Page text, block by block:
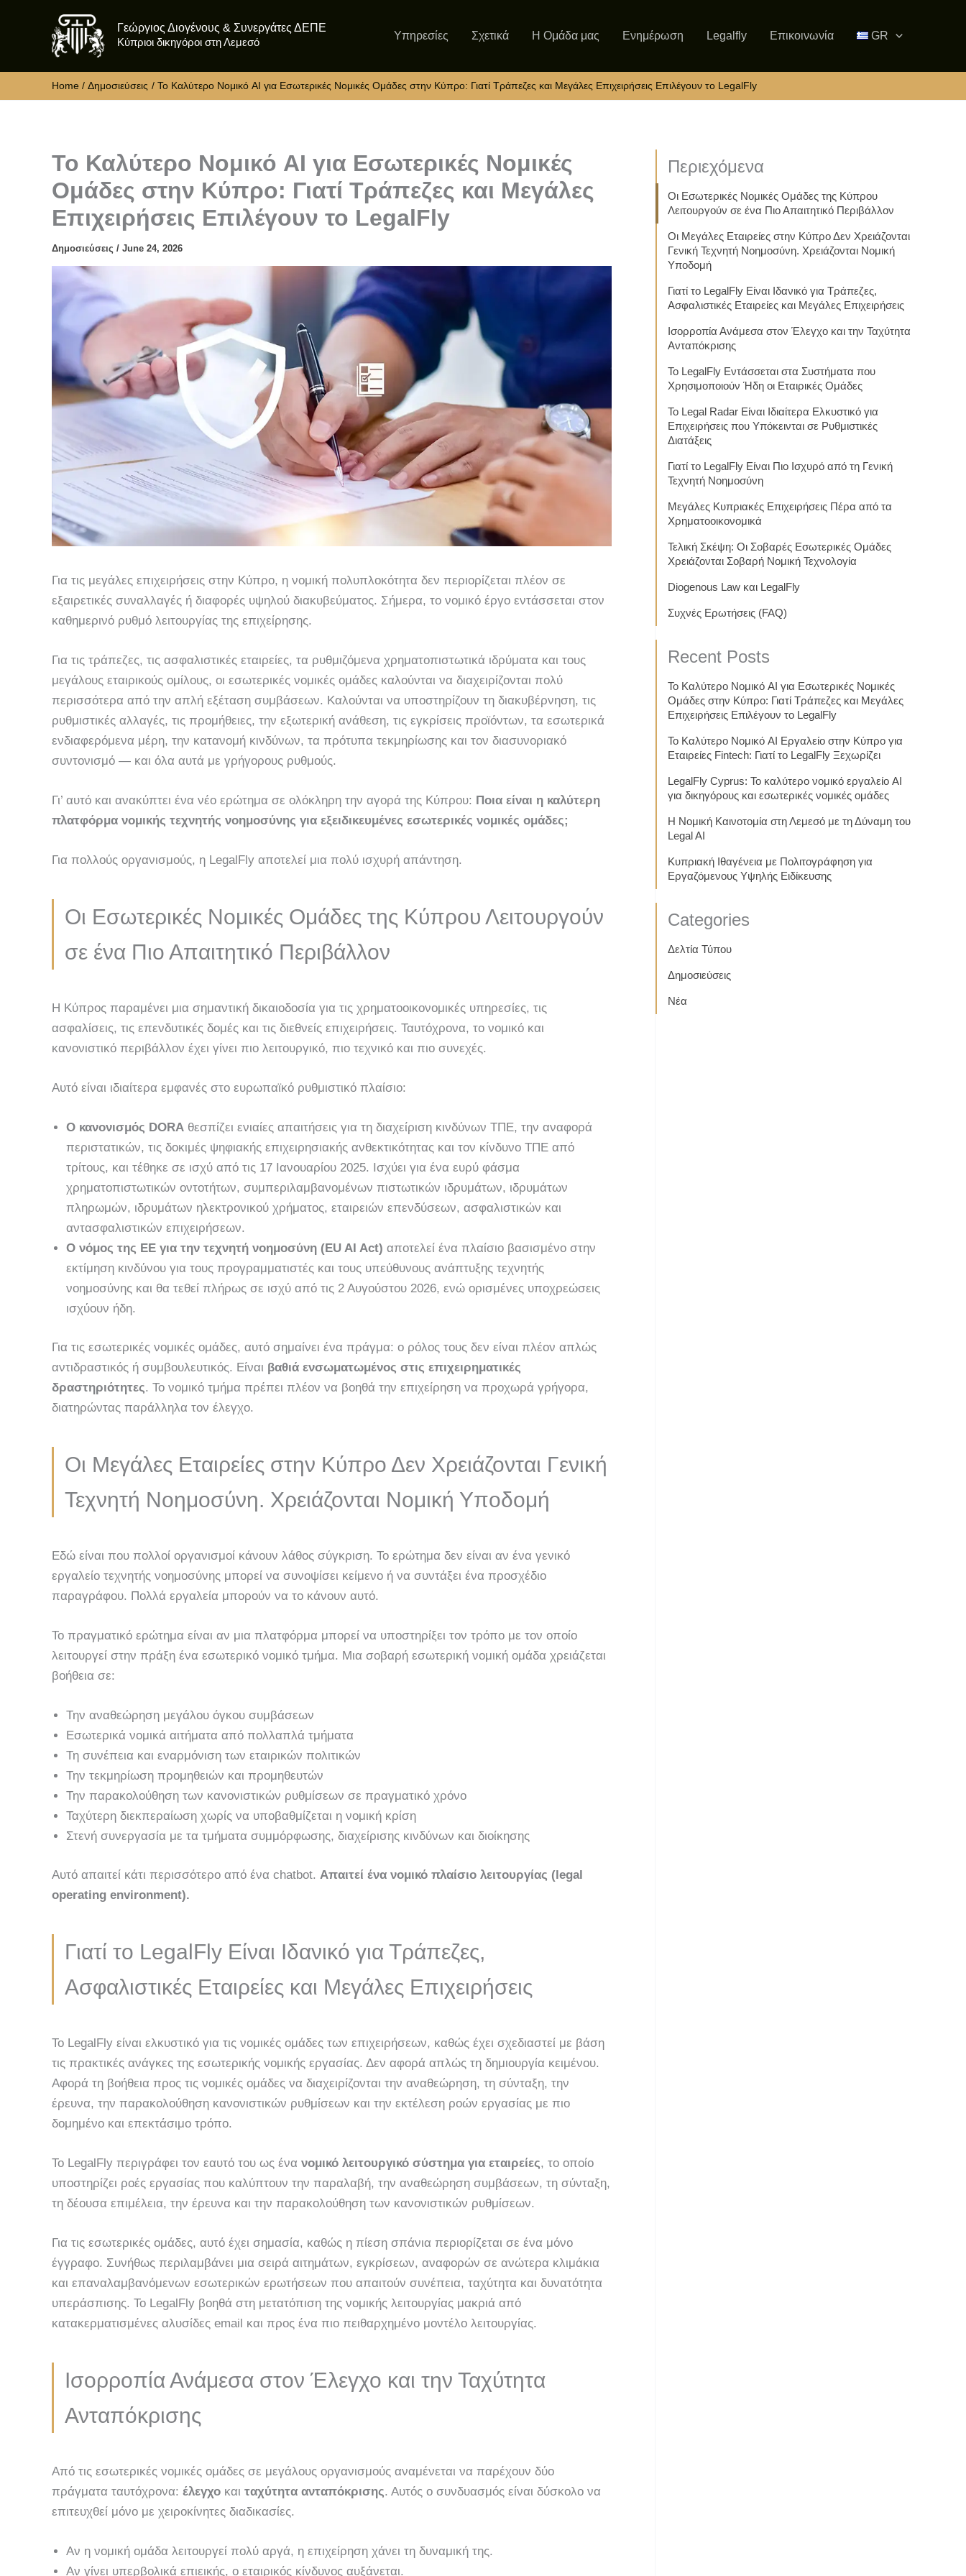
Γεώργιος Διογένους & Συνεργάτες ΔΕΠΕ
Κύπριοι δικηγόροι στη Λεμεσό
Υπηρεσίες Σχετικά Η Ομάδα μας Ενημέρωση Legalfly Επικοινωνία GR
Home Δημοσιεύσεις Το Καλύτερο Νομικό AI για Εσωτερικές Νομικές Ομάδες στην Κύπρο: Γιατί Τράπεζες και Μεγάλες Επιχειρήσεις Επιλέγουν το LegalFly
Το Καλύτερο Νομικό AI για Εσωτερικές Νομικές
Ομάδες στην Κύπρο: Γιατί Τράπεζες και Μεγάλες
Επιχειρήσεις Επιλέγουν το LegalFly
Δημοσιεύσεις / June 24, 2026
Για τις μεγάλες επιχειρήσεις στην Κύπρο, η νομική πολυπλοκότητα δεν περιορίζεται πλέον σε
εξαιρετικές συναλλαγές ή διαφορές υψηλού διακυβεύματος. Σήμερα, το νομικό έργο εντάσσεται στον
καθημερινό ρυθμό λειτουργίας της επιχείρησης.
Για τις τράπεζες, τις ασφαλιστικές εταιρείες, τα ρυθμιζόμενα χρηματοπιστωτικά ιδρύματα και τους
μεγάλους εταιρικούς ομίλους, οι εσωτερικές νομικές ομάδες καλούνται να διαχειρίζονται πολύ
περισσότερα από την απλή εξέταση συμβάσεων. Καλούνται να υποστηρίζουν τη διακυβέρνηση, τις
ρυθμιστικές αλλαγές, τις προμήθειες, την εξωτερική ανάθεση, τις εγκρίσεις προϊόντων, τα εσωτερικά
ενδιαφερόμενα μέρη, την κατανομή κινδύνων, τα πρότυπα τεκμηρίωσης και τον διασυνοριακό
συντονισμό — και όλα αυτά με γρήγορους ρυθμούς.
Γι’ αυτό και ανακύπτει ένα νέο ερώτημα σε ολόκληρη την αγορά της Κύπρου: Ποια είναι η καλύτερη
πλατφόρμα νομικής τεχνητής νοημοσύνης για εξειδικευμένες εσωτερικές νομικές ομάδες;
Για πολλούς οργανισμούς, η LegalFly αποτελεί μια πολύ ισχυρή απάντηση.
Οι Εσωτερικές Νομικές Ομάδες της Κύπρου Λειτουργούν
σε ένα Πιο Απαιτητικό Περιβάλλον
Η Κύπρος παραμένει μια σημαντική δικαιοδοσία για τις χρηματοοικονομικές υπηρεσίες, τις
ασφαλίσεις, τις επενδυτικές δομές και τις διεθνείς επιχειρήσεις. Ταυτόχρονα, το νομικό και
κανονιστικό περιβάλλον έχει γίνει πιο λειτουργικό, πιο τεχνικό και πιο συνεχές.
Αυτό είναι ιδιαίτερα εμφανές στο ευρωπαϊκό ρυθμιστικό πλαίσιο:
Ο κανονισμός DORA θεσπίζει ενιαίες απαιτήσεις για τη διαχείριση κινδύνων ΤΠΕ, την αναφορά
περιστατικών, τις δοκιμές ψηφιακής επιχειρησιακής ανθεκτικότητας και τον κίνδυνο ΤΠΕ από
τρίτους, και τέθηκε σε ισχύ από τις 17 Ιανουαρίου 2025. Ισχύει για ένα ευρύ φάσμα
χρηματοπιστωτικών οντοτήτων, συμπεριλαμβανομένων πιστωτικών ιδρυμάτων, ιδρυμάτων
πληρωμών, ιδρυμάτων ηλεκτρονικού χρήματος, εταιρειών επενδύσεων, ασφαλιστικών και
αντασφαλιστικών επιχειρήσεων.
Ο νόμος της ΕΕ για την τεχνητή νοημοσύνη (EU AI Act) αποτελεί ένα πλαίσιο βασισμένο στην
εκτίμηση κινδύνου για τους προγραμματιστές και τους υπεύθυνους ανάπτυξης τεχνητής
νοημοσύνης και θα τεθεί πλήρως σε ισχύ από τις 2 Αυγούστου 2026, ενώ ορισμένες υποχρεώσεις
ισχύουν ήδη.
Για τις εσωτερικές νομικές ομάδες, αυτό σημαίνει ένα πράγμα: ο ρόλος τους δεν είναι πλέον απλώς
αντιδραστικός ή συμβουλευτικός. Είναι βαθιά ενσωματωμένος στις επιχειρηματικές
δραστηριότητες. Το νομικό τμήμα πρέπει πλέον να βοηθά την επιχείρηση να προχωρά γρήγορα,
διατηρώντας παράλληλα τον έλεγχο.
Οι Μεγάλες Εταιρείες στην Κύπρο Δεν Χρειάζονται Γενική
Τεχνητή Νοημοσύνη. Χρειάζονται Νομική Υποδομή
Εδώ είναι που πολλοί οργανισμοί κάνουν λάθος σύγκριση. Το ερώτημα δεν είναι αν ένα γενικό
εργαλείο τεχνητής νοημοσύνης μπορεί να συνοψίσει κείμενο ή να συντάξει ένα προσχέδιο
παραγράφου. Πολλά εργαλεία μπορούν να το κάνουν αυτό.
Το πραγματικό ερώτημα είναι αν μια πλατφόρμα μπορεί να υποστηρίξει τον τρόπο με τον οποίο
λειτουργεί στην πράξη ένα εσωτερικό νομικό τμήμα. Μια σοβαρή εσωτερική νομική ομάδα χρειάζεται
βοήθεια σε:
Την αναθεώρηση μεγάλου όγκου συμβάσεων
Εσωτερικά νομικά αιτήματα από πολλαπλά τμήματα
Τη συνέπεια και εναρμόνιση των εταιρικών πολιτικών
Την τεκμηρίωση προμηθειών και προμηθευτών
Την παρακολούθηση των κανονιστικών ρυθμίσεων σε πραγματικό χρόνο
Ταχύτερη διεκπεραίωση χωρίς να υποβαθμίζεται η νομική κρίση
Στενή συνεργασία με τα τμήματα συμμόρφωσης, διαχείρισης κινδύνων και διοίκησης
Αυτό απαιτεί κάτι περισσότερο από ένα chatbot. Απαιτεί ένα νομικό πλαίσιο λειτουργίας (legal
operating environment).
Γιατί το LegalFly Είναι Ιδανικό για Τράπεζες,
Ασφαλιστικές Εταιρείες και Μεγάλες Επιχειρήσεις
Το LegalFly είναι ελκυστικό για τις νομικές ομάδες των επιχειρήσεων, καθώς έχει σχεδιαστεί με βάση
τις πρακτικές ανάγκες της εσωτερικής νομικής εργασίας. Δεν αφορά απλώς τη δημιουργία κειμένου.
Αφορά τη βοήθεια προς τις νομικές ομάδες να διαχειρίζονται την αναθεώρηση, τη σύνταξη, την
έρευνα, την παρακολούθηση κανονιστικών ρυθμίσεων και την εκτέλεση ροών εργασίας με πιο
δομημένο και επεκτάσιμο τρόπο.
Το LegalFly περιγράφει τον εαυτό του ως ένα νομικό λειτουργικό σύστημα για εταιρείες, το οποίο
υποστηρίζει ροές εργασίας που καλύπτουν την παραλαβή, την αναθεώρηση συμβάσεων, τη σύνταξη,
τη δέουσα επιμέλεια, την έρευνα και την παρακολούθηση των κανονιστικών ρυθμίσεων.
Για τις εσωτερικές ομάδες, αυτό έχει σημασία, καθώς η πίεση σπάνια περιορίζεται σε ένα μόνο
έγγραφο. Συνήθως περιλαμβάνει μια σειρά αιτημάτων, εγκρίσεων, αναφορών σε ανώτερα κλιμάκια
και επαναλαμβανόμενων εσωτερικών ερωτήσεων που απαιτούν συνέπεια, ταχύτητα και δυνατότητα
υπεράσπισης. Το LegalFly βοηθά στη μετατόπιση της νομικής λειτουργίας μακριά από
κατακερματισμένες αλυσίδες email και προς ένα πιο πειθαρχημένο μοντέλο λειτουργίας.
Ισορροπία Ανάμεσα στον Έλεγχο και την Ταχύτητα
Ανταπόκρισης
Από τις εσωτερικές νομικές ομάδες σε μεγάλους οργανισμούς αναμένεται να παρέχουν δύο
πράγματα ταυτόχρονα: έλεγχο και ταχύτητα ανταπόκρισης. Αυτός ο συνδυασμός είναι δύσκολο να
επιτευχθεί μόνο με χειροκίνητες διαδικασίες.
Αν η νομική ομάδα λειτουργεί πολύ αργά, η επιχείρηση χάνει τη δυναμική της.
Αν γίνει υπερβολικά επιεικής, ο εταιρικός κίνδυνος αυξάνεται.
Περιεχόμενα
Οι Εσωτερικές Νομικές Ομάδες της Κύπρου
Λειτουργούν σε ένα Πιο Απαιτητικό Περιβάλλον
Οι Μεγάλες Εταιρείες στην Κύπρο Δεν Χρειάζονται
Γενική Τεχνητή Νοημοσύνη. Χρειάζονται Νομική
Υποδομή
Γιατί το LegalFly Είναι Ιδανικό για Τράπεζες,
Ασφαλιστικές Εταιρείες και Μεγάλες Επιχειρήσεις
Ισορροπία Ανάμεσα στον Έλεγχο και την Ταχύτητα
Ανταπόκρισης
Το LegalFly Εντάσσεται στα Συστήματα που
Χρησιμοποιούν Ήδη οι Εταιρικές Ομάδες
Το Legal Radar Είναι Ιδιαίτερα Ελκυστικό για
Επιχειρήσεις που Υπόκεινται σε Ρυθμιστικές
Διατάξεις
Γιατί το LegalFly Είναι Πιο Ισχυρό από τη Γενική
Τεχνητή Νοημοσύνη
Μεγάλες Κυπριακές Επιχειρήσεις Πέρα από τα
Χρηματοοικονομικά
Τελική Σκέψη: Οι Σοβαρές Εσωτερικές Ομάδες
Χρειάζονται Σοβαρή Νομική Τεχνολογία
Diogenous Law και LegalFly
Συχνές Ερωτήσεις (FAQ)
Recent Posts
Το Καλύτερο Νομικό AI για Εσωτερικές Νομικές
Ομάδες στην Κύπρο: Γιατί Τράπεζες και Μεγάλες
Επιχειρήσεις Επιλέγουν το LegalFly
Το Καλύτερο Νομικό AI Εργαλείο στην Κύπρο για
Εταιρείες Fintech: Γιατί το LegalFly Ξεχωρίζει
LegalFly Cyprus: Το καλύτερο νομικό εργαλείο AI
για δικηγόρους και εσωτερικές νομικές ομάδες
Η Νομική Καινοτομία στη Λεμεσό με τη Δύναμη του
Legal AI
Κυπριακή Ιθαγένεια με Πολιτογράφηση για
Εργαζόμενους Υψηλής Ειδίκευσης
Categories
Δελτία Τύπου
Δημοσιεύσεις
Νέα